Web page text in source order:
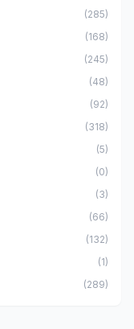
(285)
(168)
(245)
(48)
(92)
(318)
(5)
(0)
(3)
(66)
(132)
(1)
(289)